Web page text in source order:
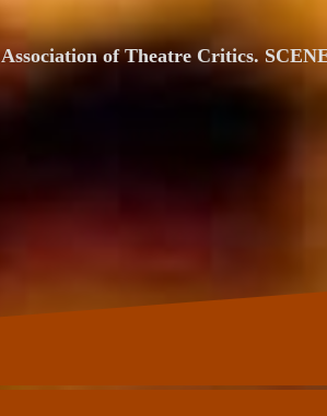
of Theatre Critics.